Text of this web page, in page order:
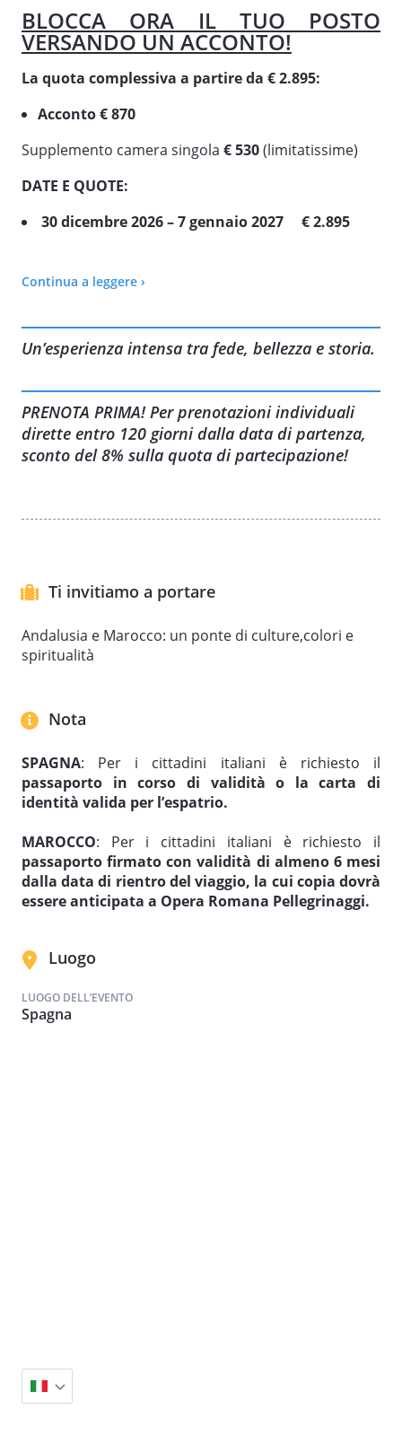
BLOCCA ORA IL TUO POSTO
VERSANDO UN ACCONTO!
La quota complessiva a partire da € 2.895:
Acconto € 870
Supplemento camera singola € 530(limitatissime)
DATE E QUOTE:
30 dicembre 2026 – 7 gennaio 2027 € 2.895
Continua a leggere ›
Un’esperienza intensa tra fede, bellezza e storia.
PRENOTA PRIMA! Per prenotazioni individuali
dirette entro 120 giorni dalla data di partenza,
sconto del 8% sulla quota di partecipazione!
Ti invitiamo a portare
Andalusia e Marocco: un ponte di culture,colori e
spiritualità
Nota
SPAGNA: Per i cittadini italiani è richiesto il
passaporto in corso di validità o la carta di
identità valida per l’espatrio.
MAROCCO: Per i cittadini italiani è richiesto il
passaporto firmato con validità di almeno 6 mesi
dalla data di rientro del viaggio, la cui copia dovrà
essere anticipata a Opera Romana Pellegrinaggi.
Luogo
LUOGO DELL’EVENTO
Spagna